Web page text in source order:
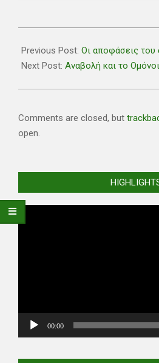
12-
31
Previous Post: Οι αποφάσεις του
Next Post: Αναβολή και το
Comments are closed, but
open.
Player
00:00